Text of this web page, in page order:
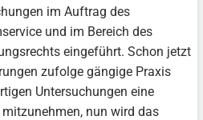
im Auftrag des
und im Bereich des
eingeführt. Schon jetzt
zufolge gängige Praxis
Untersuchungen eine
nun wird das